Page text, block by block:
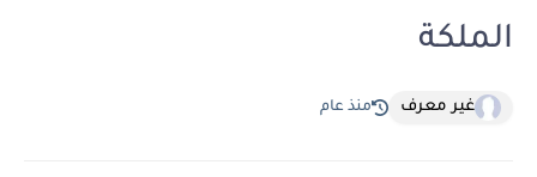
الملكة
غير معرف منذ عام